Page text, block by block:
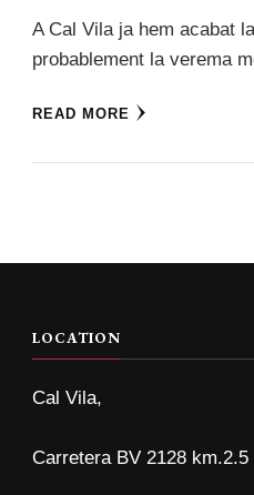
A Cal Vila ja hem acabat
probablement la verema
READ MORE
LOCATION
Cal Vila,
Carretera BV 2128 km.2.5